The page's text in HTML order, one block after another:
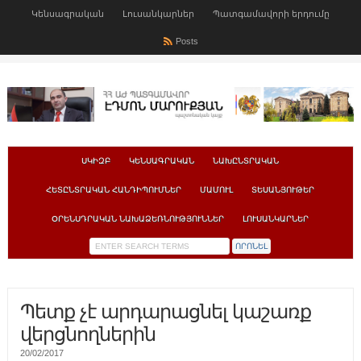
Կենսագրական Լուսանկարներ Պատգամավորի երդումը
Posts
ՍԿԻԶԲ ԿԵՆՍԱԳՐԱԿԱՆ ՆԱԽԸՆՏՐԱԿԱՆ
ՀԵՏԸՆՏՐԱԿԱՆ ՀԱՆԴԻՊՈՒՄՆԵՐ ՄԱՄՈՒԼ ՏԵՍԱՆՅՈՒԹԵՐ
ՕՐԵՆՍԴՐԱԿԱՆ ՆԱԽԱՁԵՌՆՈՒԹՅՈՒՆՆԵՐ ԼՈՒՍԱՆԿԱՐՆԵՐ
Պետք չէ արդարացնել կաշառք
վերցնողներին
20/02/2017